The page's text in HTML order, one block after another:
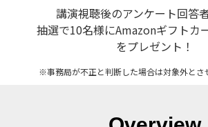
講演視聴後のアンケート回答
抽選で10名様にAmazonギフトカ
をプレゼント！
※事務局が不正と判断した場合は対象外とさ